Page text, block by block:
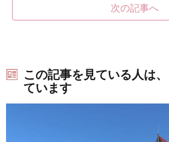
次の記事へ
この記事を見ている人は
ています